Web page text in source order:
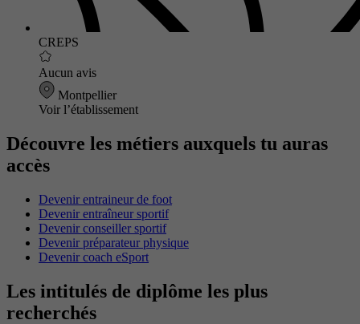
CREPS
Aucun avis
Montpellier
Voir l’établissement
Découvre les métiers auxquels tu auras
accès
Devenir entraineur de foot
Devenir entraîneur sportif
Devenir conseiller sportif
Devenir préparateur physique
Devenir coach eSport
Les intitulés de diplôme les plus
recherchés